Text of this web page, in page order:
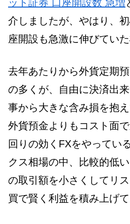
ット証券 口座開設数 急増
介しましたが、やはり、
座開設も急激に伸びていた
去年あたりから外貨定期
の多くが、自由に決済出
事から大きな含み損を抱え
外貨預金よりもコスト面
回りの効くFXをやってい
クス相場の中、比較的低
の取引額を小さくしてリ
買で賢く利益を積み上げて